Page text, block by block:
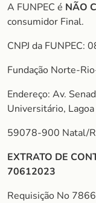
A FUNPEC é NÃO
consumidor Final.
CNPJ da
Fundação Norte-
Endereço: Av.
Universitário,
59078-900 Natal/
EXTRATO DE
70612023
Requisição No